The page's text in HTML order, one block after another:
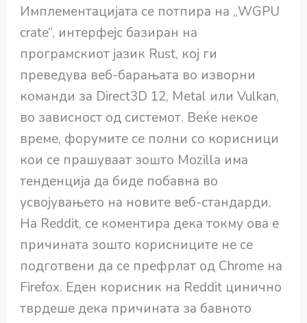
Имплементацијата се потпира на „WGPU
crate“, интерфејс базиран на
програмскиот јазик Rust, кој ги
преведува веб-барањата во изворни
команди за Direct3D 12, Metal или Vulkan,
во зависност од системот. Веќе некое
време, форумите се полни со корисници
кои се прашуваат зошто Mozilla има
тенденција да биде побавна во
усвојувањето на новите веб-стандарди.
На Reddit, се коментира дека токму ова е
причината зошто корисниците не се
подготвени да се префрлат од Chrome на
Firefox. Еден корисник на Reddit цинично
тврдеше дека причината за бавното